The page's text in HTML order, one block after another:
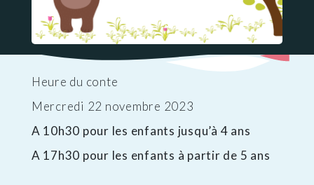
Heure du conte
Mercredi 22 novembre 2023
A 10h30 pour les enfants jusqu’à 4 ans
A 17h30 pour les enfants à partir de 5 ans